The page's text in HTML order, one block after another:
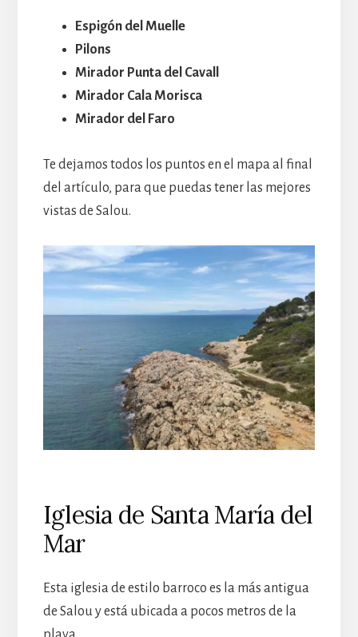
Espigón del Muelle
Pilons
Mirador Punta del Cavall
Mirador Cala Morisca
Mirador del Faro
Te dejamos todos los puntos en el mapa al final
del artículo, para que puedas tener las mejores
vistas de Salou.
Iglesia de Santa María del
Mar
Esta iglesia de estilo barroco es la más antigua
de Salou y está ubicada a pocos metros de la